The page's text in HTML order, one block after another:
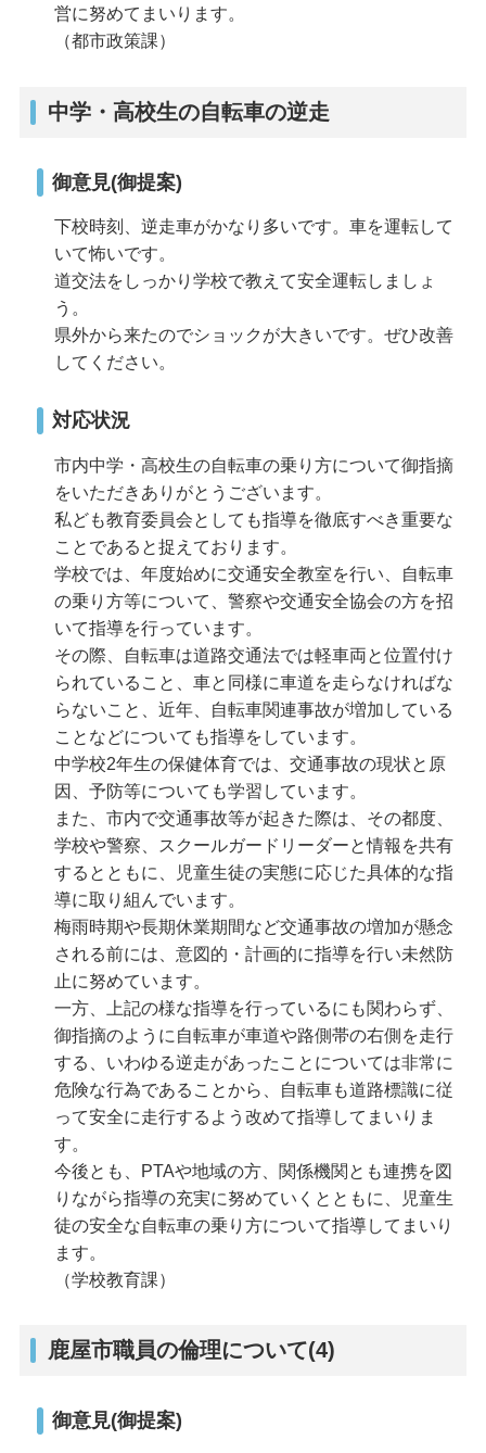
営に努めてまいります。
（都市政策課）
中学・高校生の自転車の逆走
御意見(御提案)
下校時刻、逆走車がかなり多いです。車を運転して
いて怖いです。
道交法をしっかり学校で教えて安全運転しましょ
う。
県外から来たのでショックが大きいです。ぜひ改善
してください。
対応状況
市内中学・高校生の自転車の乗り方について御指摘
をいただきありがとうございます。
私ども教育委員会としても指導を徹底すべき重要な
ことであると捉えております。
学校では、年度始めに交通安全教室を行い、自転車
の乗り方等について、警察や交通安全協会の方を招
いて指導を行っています。
その際、自転車は道路交通法では軽車両と位置付け
られていること、車と同様に車道を走らなければな
らないこと、近年、自転車関連事故が増加している
ことなどについても指導をしています。
中学校2年生の保健体育では、交通事故の現状と原
因、予防等についても学習しています。
また、市内で交通事故等が起きた際は、その都度、
学校や警察、スクールガードリーダーと情報を共有
するとともに、児童生徒の実態に応じた具体的な指
導に取り組んでいます。
梅雨時期や長期休業期間など交通事故の増加が懸念
される前には、意図的・計画的に指導を行い未然防
止に努めています。
一方、上記の様な指導を行っているにも関わらず、
御指摘のように自転車が車道や路側帯の右側を走行
する、いわゆる逆走があったことについては非常に
危険な行為であることから、自転車も道路標識に従
って安全に走行するよう改めて指導してまいりま
す。
今後とも、PTAや地域の方、関係機関とも連携を図
りながら指導の充実に努めていくとともに、児童生
徒の安全な自転車の乗り方について指導してまいり
ます。
（学校教育課）
鹿屋市職員の倫理について(4)
御意見(御提案)